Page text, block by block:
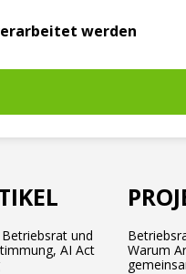
werden
und
AI Act
Warum